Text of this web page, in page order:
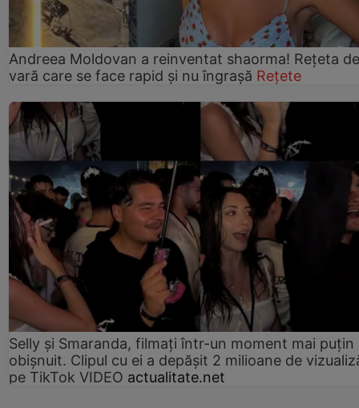
Andreea Moldovan a reinventat shaorma! Rețeta de
vară care se face rapid și nu îngrașă Rețete
Selly și Smaranda, filmați într-un moment mai puțin
obișnuit. Clipul cu ei a depășit 2 milioane de
pe TikTok VIDEO actualitate.net